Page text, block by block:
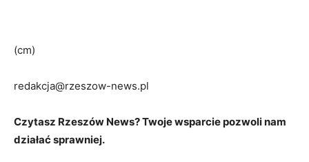
(cm)
redakcja@rzeszow-news.pl
Czytasz Rzeszów News? Twoje wsparcie pozwoli nam
działać sprawniej.